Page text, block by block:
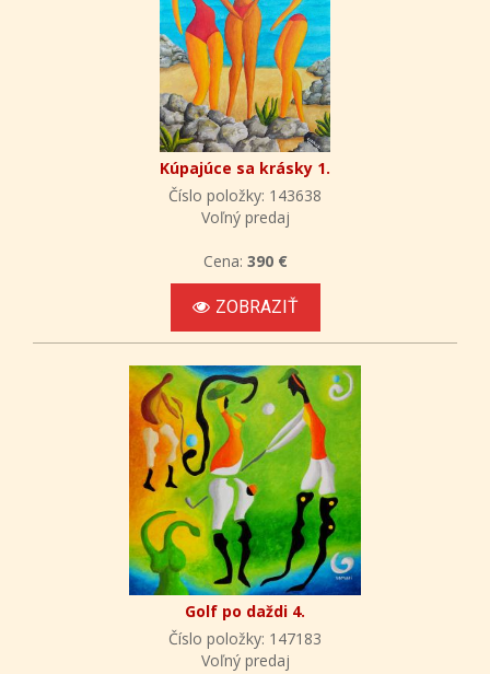
Kúpajúce sa krásky 1.
Číslo položky: 143638
Voľný predaj
Cena: 390 €
ZOBRAZIŤ
Golf po daždi 4.
Číslo položky: 147183
Voľný predaj